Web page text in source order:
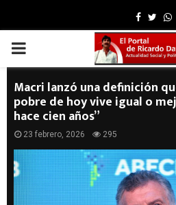
Facebook
PRIMARY
MENU
Macri lanzó una definición
pobre de hoy vive igual o
hace cien años”
23 febrero, 2026 295